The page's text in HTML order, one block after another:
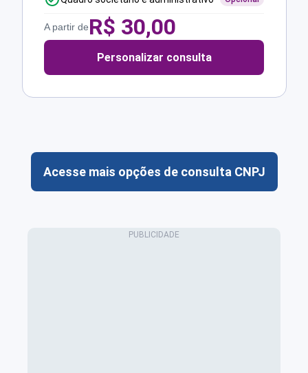
A partir deR$ 30,00
Personalizar consulta
Acesse mais opções de consulta CNPJ